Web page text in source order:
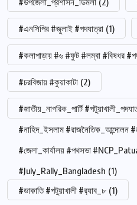
#এনসিপির #জুলাই #পদযাত্রা (1)
#কলাপাড়ায় #৬ #ফুট #লম্বা #বিষধর
#চরবিজায় #কুয়াকাটা (2)
#জাতীয়_নাগরিক_পার্টি
#নাহিদ_ইসলাম #রাজনৈতিক_আন্দোলন
#জেলা_কার্যালয় #পথসভা
#July_Rally_Bangladesh (1)
#ডাকাতি #পটুয়াখালী #র‍্যাব_৮ (1)